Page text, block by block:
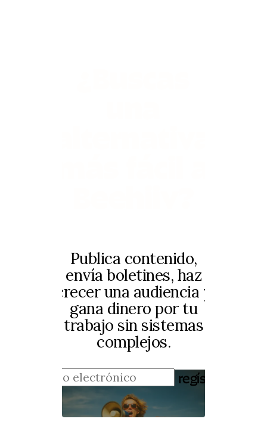
Publica contenido,
envía boletines, haz
crecer una audiencia y
gana dinero por tu
trabajo sin sistemas
complejos.
regístrate